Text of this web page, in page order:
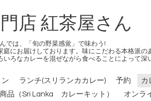
店 紅茶屋さん
では、「旬の野菜感覚」で味わう!
にお届けしております。味にこだわる本格派の
ろなカレーを混ぜながら食べることによって深
ランチ(スリランカカレー) 予約 カ
商品（Sri Lanka カレーキット） オンラ